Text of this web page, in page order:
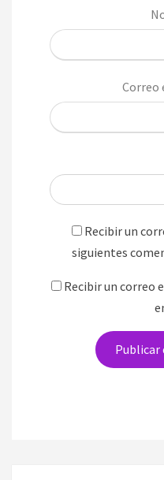
Correo
Recibir un
siguientes
Recibir un correo